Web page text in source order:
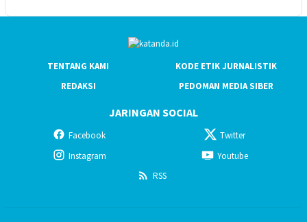
TENTANG KAMI
KODE ETIK JURNALISTIK
REDAKSI
PEDOMAN MEDIA SIBER
JARINGAN SOCIAL
Facebook
Twitter
Instagram
Youtube
RSS